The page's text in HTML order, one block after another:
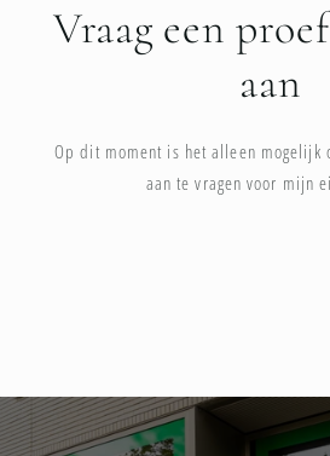
Vraag een
aan
Op dit moment is het alleen mogelijk
aan te vragen voor mijn